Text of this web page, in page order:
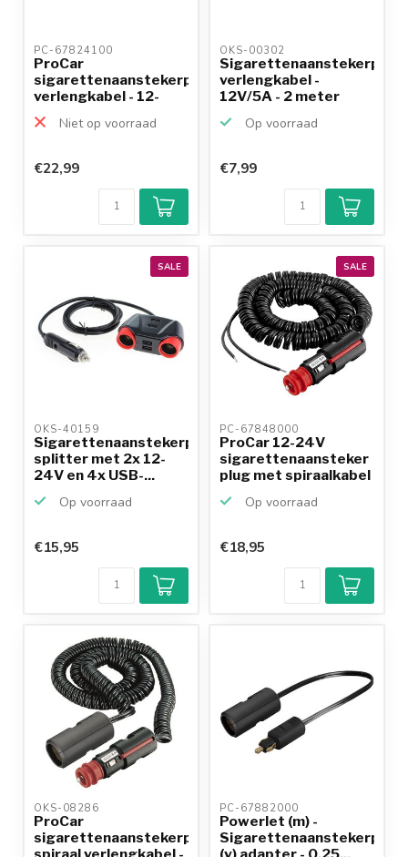
PC-67824100
ProCar
sigarettenaanstekerplug
verlengkabel - 12-
Niet op voorraad
€22,99
OKS-00302
Sigarettenaanstekerplug
verlengkabel -
12V/5A - 2 meter
Op voorraad
€7,99
SALE
OKS-40159
Sigarettenaanstekerplug
splitter met 2x 12-
24V en 4x USB-...
Op voorraad
€15,95
SALE
PC-67848000
ProCar 12-24V
sigarettenaansteker
plug met spiraalkabel
Op voorraad
Klantenbeoordeling
9,2/10
Achteraf
betalen mogelijk
€18,95
OKS-08286
ProCar
sigarettenaanstekerplug
PC-67882000
Powerlet (m) -
Sigarettenaanstekerplug